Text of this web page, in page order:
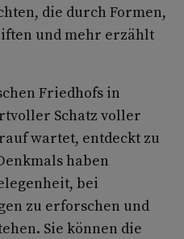
die durch Formen,
und mehr erzählt
Friedhofs in
Schatz voller
wartet, entdeckt zu
haben
bei
zu erforschen und
Sie können die